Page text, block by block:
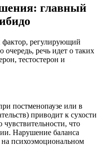
главный
регулирующий
речь идет о таких
тестостерон и
постменопаузе или в
приводит к сухости
что
Нарушение баланса
на психоэмоциональном